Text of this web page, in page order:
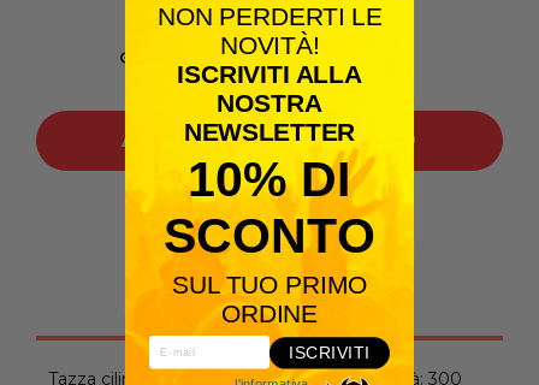
Quantità
AGGIUNGI AL CARRELLO
Condividilo:
Descrizione
Tazza cilindrica classica in ceramica. Capacità: 300
NON PERDERTI LE
NOVITÀ!
ISCRIVITI ALLA
NOSTRA
NEWSLETTER
10% DI
SCONTO
SUL TUO PRIMO
ORDINE
ISCRIVITI